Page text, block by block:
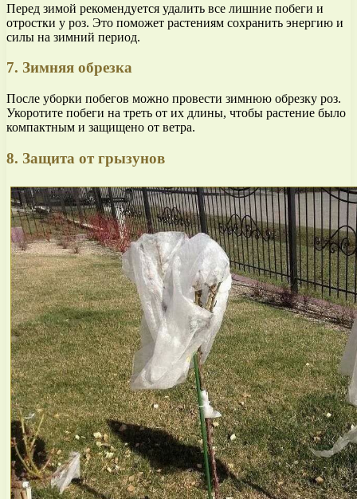
Перед зимой рекомендуется удалить все лишние побеги и
отростки у роз. Это поможет растениям сохранить энергию и
силы на зимний период.
7. Зимняя обрезка
После уборки побегов можно провести зимнюю обрезку роз.
Укоротите побеги на треть от их длины, чтобы растение было
компактным и защищено от ветра.
8. Защита от грызунов